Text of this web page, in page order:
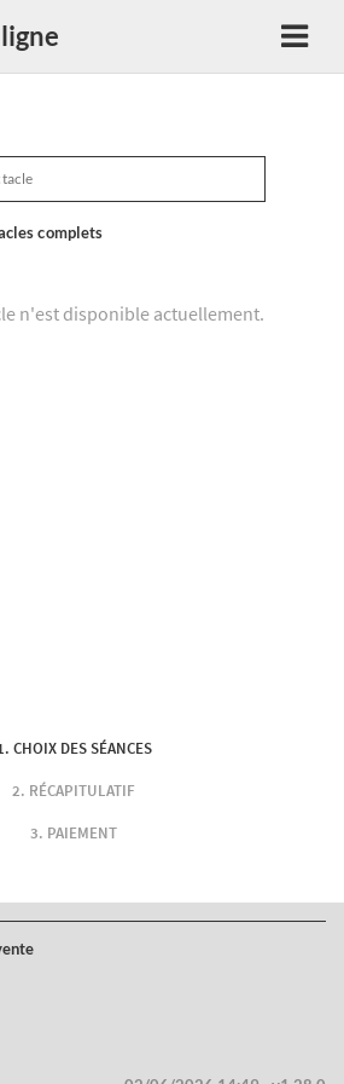
complets
n'est disponible actuellement.
CHOIX DES SÉANCES
RÉCAPITULATIF
PAIEMENT